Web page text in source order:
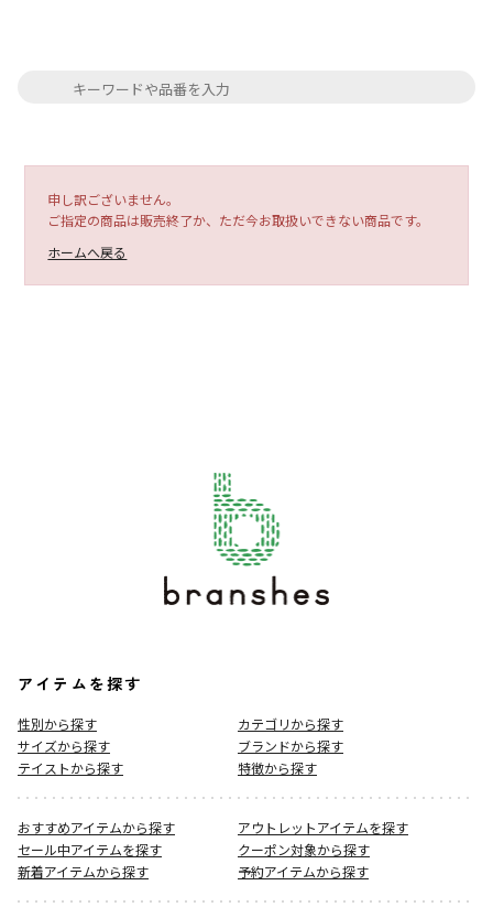
申し訳ございません。
ご指定の商品は販売終了か、ただ今お取扱いできない商品です。
ホームへ戻る
アイテムを探す
性別から探す
カテゴリから探す
サイズから探す
ブランドから探す
テイストから探す
特徴から探す
おすすめアイテムから探す
アウトレットアイテムを探す
セール中アイテムを探す
クーポン対象から探す
新着アイテムから探す
予約アイテムから探す